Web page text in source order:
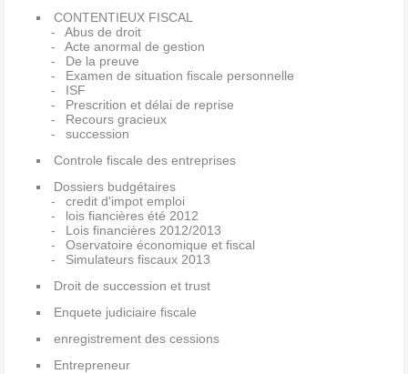
CONTENTIEUX FISCAL
Abus de droit
Acte anormal de gestion
De la preuve
Examen de situation fiscale personnelle
ISF
Prescrition et délai de reprise
Recours gracieux
succession
Controle fiscale des entreprises
Dossiers budgétaires
credit d'impot emploi
lois fiancières été 2012
Lois financières 2012/2013
Oservatoire économique et fiscal
Simulateurs fiscaux 2013
Droit de succession et trust
Enquete judiciaire fiscale
enregistrement des cessions
Entrepreneur